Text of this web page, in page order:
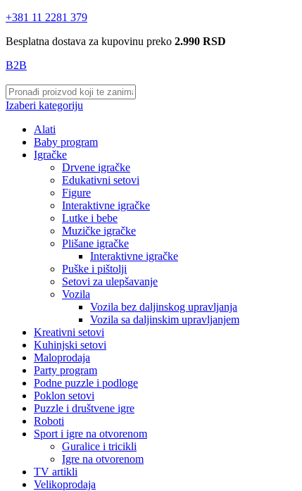
+381 11 2281 379
Besplatna dostava za kupovinu preko 2.990 RSD
B2B
Izaberi kategoriju
Alati
Baby program
Igračke
Drvene igračke
Edukativni setovi
Figure
Interaktivne igračke
Lutke i bebe
Muzičke igračke
Plišane igračke
Interaktivne igračke
Puške i pištolji
Setovi za ulepšavanje
Vozila
Vozila bez daljinskog upravljanja
Vozila sa daljinskim upravljanjem
Kreativni setovi
Kuhinjski setovi
Maloprodaja
Party program
Podne puzzle i podloge
Poklon setovi
Puzzle i društvene igre
Roboti
Sport i igre na otvorenom
Guralice i tricikli
Igre na otvorenom
TV artikli
Velikoprodaja